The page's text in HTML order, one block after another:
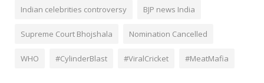
Indian celebrities controversy BJP news India
Supreme Court Bhojshala Nomination Cancelled
WHO #CylinderBlast #ViralCricket #MeatMafia